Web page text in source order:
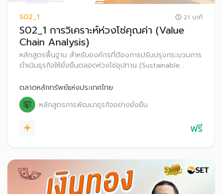
S02_1 21 นาที
S02_1 การวิเคราะห์ห่วงโซ่คุณค่า (Value
Chain Analysis)
หลักสูตรพื้นฐาน สำหรับองค์กรที่ต้องการปรับปรุงกระบวนการ
ดำเนินธุรกิจให้ยั่งยืนตลอดห่วงโซ่อุปทาน (Sustainable
เป็นกระบวนการขั้นพื้นฐานและจำเป็นต่อการพัฒนาธุรกิจ บน
แนวคิดการสร้างคุณค่า (Create Value)
ตลาดหลักทรัพย์แห่งประเทศไทย
หลักสูตรการพัฒนาธุรกิจอย่างยั่งยืน
ฟรี